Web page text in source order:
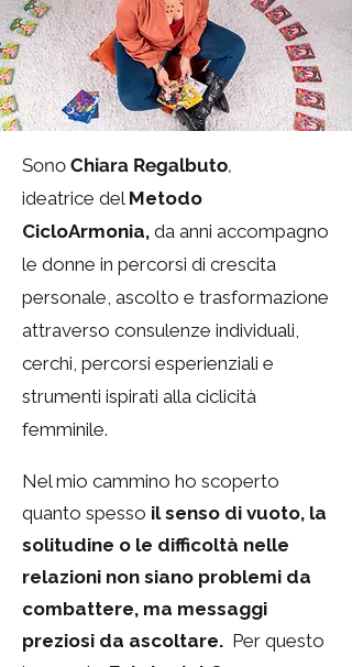
Sono Chiara Regalbuto,
ideatrice del Metodo
CicloArmonia, da anni accompagno
le donne in percorsi di crescita
personale, ascolto e trasformazione
attraverso consulenze individuali,
cerchi, percorsi esperienziali e
strumenti ispirati alla ciclicità
femminile.
Nel mio cammino ho scoperto
quanto spesso il senso di vuoto, la
solitudine o le difficoltà nelle
relazioni non siano problemi da
combattere, ma messaggi
preziosi da ascoltare. Per questo